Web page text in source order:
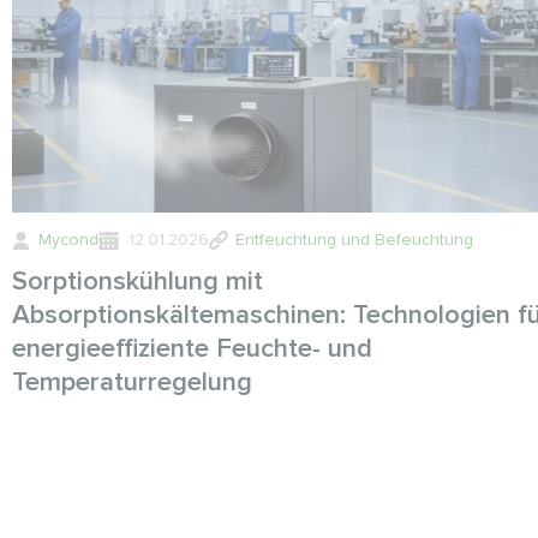
Mycond 12.01.2026 Entfeuchtung und Befeuchtung
Sorptionskühlung mit
Absorptionskältemaschinen: Technologien
energieeffiziente Feuchte- und
Temperaturregelung